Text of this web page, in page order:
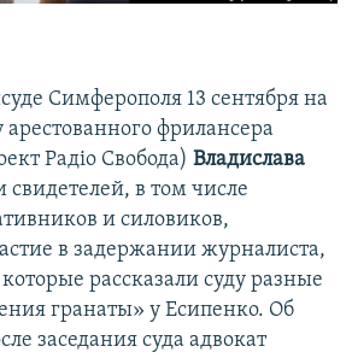
Симферополя 13 сентября на
арестованного фрилансера
Радіо Свобода) Владислава
свидетелей, в том числе
и силовиков,
в задержании журналиста,
рассказали суду разные
гранаты» у Есипенко. Об
заседания суда адвокат